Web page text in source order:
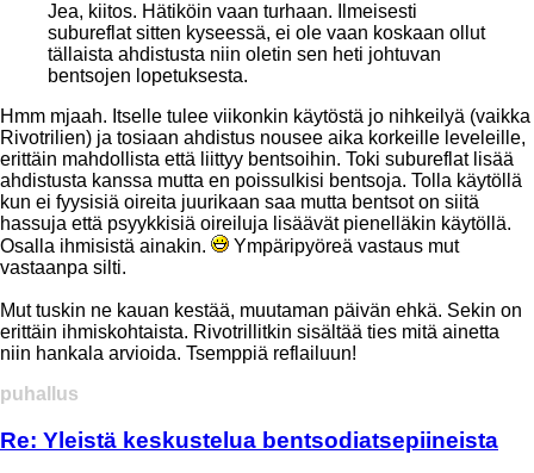
Jea, kiitos. Hätiköin vaan turhaan. Ilmeisesti
subureflat sitten kyseessä, ei ole vaan koskaan ollut
tällaista ahdistusta niin oletin sen heti johtuvan
bentsojen lopetuksesta.
Hmm mjaah. Itselle tulee viikonkin käytöstä jo nihkeilyä (vaikka
Rivotrilien) ja tosiaan ahdistus nousee aika korkeille leveleille,
erittäin mahdollista että liittyy bentsoihin. Toki subureflat lisää
ahdistusta kanssa mutta en poissulkisi bentsoja. Tolla käytöllä
kun ei fyysisiä oireita juurikaan saa mutta bentsot on siitä
hassuja että psyykkisiä oireiluja lisäävät pienelläkin käytöllä.
Osalla ihmisistä ainakin.
Ympäripyöreä vastaus mut
vastaanpa silti.
Mut tuskin ne kauan kestää, muutaman päivän ehkä. Sekin on
erittäin ihmiskohtaista. Rivotrillitkin sisältää ties mitä ainetta
niin hankala arvioida. Tsemppiä reflailuun!
puhallus
Re: Yleistä keskustelua bentsodiatsepiineista